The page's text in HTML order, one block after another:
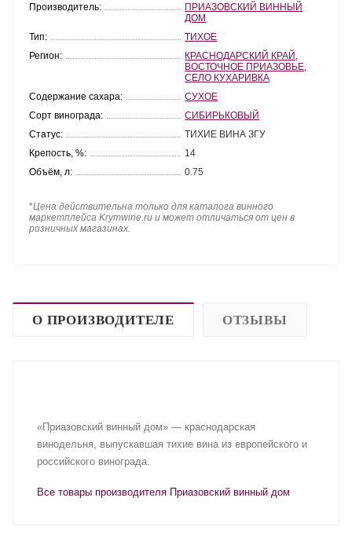
Производитель:
ПРИАЗОВСКИЙ ВИННЫЙ
ДОМ
Тип:
ТИХОЕ
Регион:
КРАСНОДАРСКИЙ КРАЙ
ВОСТОЧНОЕ ПРИАЗОВЬЕ
СЕЛО КУХАРИВКА
Содержание сахара:
СУХОЕ
Сорт винограда:
СИБИРЬКОВЫЙ
Статус:
ТИХИЕ ВИНА ЗГУ
Крепость, %:
14
Объём, л:
0.75
*Цена действительна только для каталога винного
маркетплейса Krymwine.ru и может отличаться от цен в
розничных магазинах.
О ПРОИЗВОДИТЕЛЕ ОТЗЫВЫ
«Приазовский винный дом» — краснодарская
винодельня, выпускавшая тихие вина из европейского и
российского винограда.
Все товары производителя Приазовский винный дом